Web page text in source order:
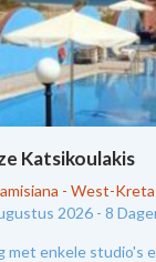
Katsikoulakis
- West-Kreta
2026 - 8
met enkele studio's